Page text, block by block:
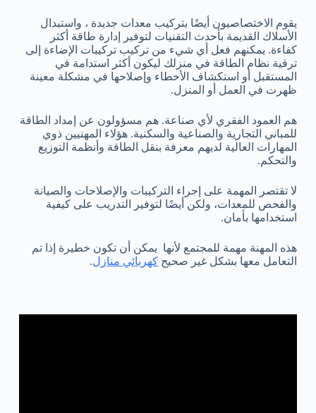
يقوم الاختصاصيون أيضًا بتركيب معدات جديدة ، واستبدال
الأسلاك القديمة بأحدث التقنيات لتوفير إدارة طاقة أكثر
كفاءة. يمكنهم فعل أي شيء من تركيب تركيبات الإضاءة إلى
ترقية نظام الطاقة في منزلك ليكون أكثر استدامة في
المستقبل أو استكشاف الأخطاء وإصلاحها في مشكلة معينة
ظهرت في العمل أو المنزل.
هم العمود الفقري لأي صناعة. هم مسؤولون عن إمداد الطاقة
للمباني التجارية والصناعية والسكنية. هؤلاء المهنيين ذوي
المهارات العالية لديهم معرفة بنقل الطاقة وأنظمة التوزيع
والتحكم.
لا تقتصر المهمة على إجراء التركيبات والإصلاحات والصيانة
والفحص للمعدات، ولكن أيضًا لتوفير التدريب على كيفية
استخدامها بأمان.
هذه المهنة مهمة للمجتمع لأنها يمكن أن تكون خطيرة إذا تم
التعامل معها بشكل غير صحيح كهربائي منازل.